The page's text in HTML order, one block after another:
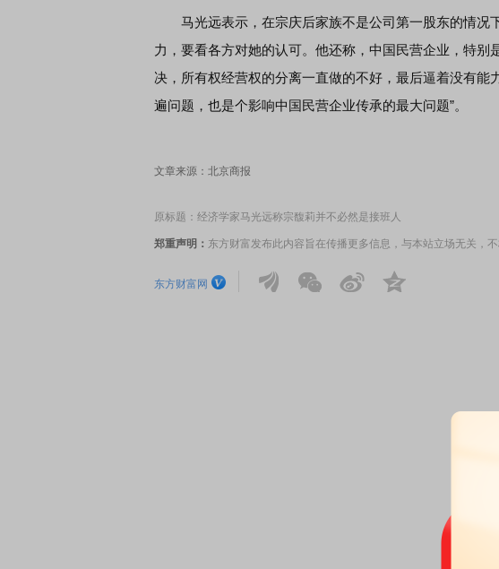
马光远表示，在宗庆后家族不是公司第一股东的情况
力，要看各方对她的认可。他还称，中国民营企业，特别
决，所有权经营权的分离一直做的不好，最后逼着没有能
遍问题，也是个影响中国民营企业传承的最大问题”。
文章来源：北京商报
原标题：经济学家马光远称宗馥莉并不必然是接班人
郑重声明： 东方财富发布此内容旨在传播更多信息，与本站立场无关，
东方财富网